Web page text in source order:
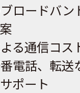
ロードバン
る通信コス
電話、転送
ポート